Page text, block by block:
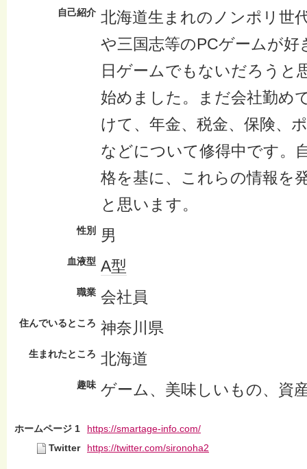
自己紹介 北海道生まれのノンポリ世
や三国志等のPCゲームが好
日ゲームでもないだろうと
始めました。まだ会社勤め
けて、年金、税金、保険、
などについて修得中です。
格を基に、これらの情報を
と思います。
性別 男
血液型 A型
職業 会社員
住んでいるところ 神奈川県
生まれたところ 北海道
趣味 ゲーム、美味しいもの、資
ホームページ 1
https://smartage-info.com/
Twitter
https://twitter.com/sironoha2